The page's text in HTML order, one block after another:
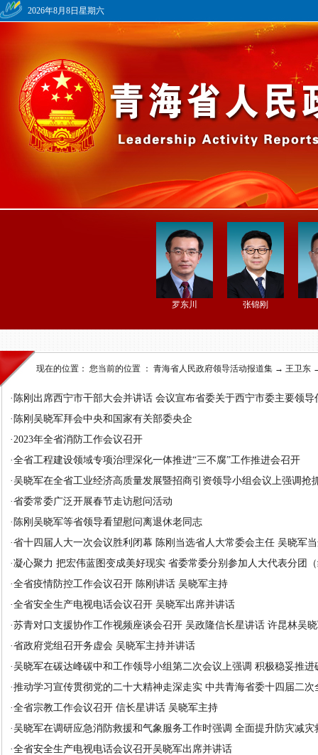
2026年8月8日星期六
罗东川 张锦刚
现在的位置： 您当前的位置 ： 青海省人民政府领导活动报道集 → 王卫东
· 陈刚出席西宁市干部大会并讲话 会议宣布省委关于西宁市委主要领导
· 陈刚吴晓军拜会中央和国家有关部委央企
·2023年全省消防工作会议召开
·全省工程建设领域专项治理深化一体推进“三不腐”工作推进会召开
·吴晓军在全省工业经济高质量发展暨招商引资领导小组会议上强调抢
·省委常委广泛开展春节走访慰问活动
· 陈刚吴晓军等省领导看望慰问离退休老同志
·省十四届人大一次会议胜利闭幕 陈刚当选省人大常委会主任 吴晓军
·凝心聚力 把宏伟蓝图变成美好现实 省委常委分别参加人大代表分团
·全省疫情防控工作会议召开 陈刚讲话 吴晓军主持
·全省安全生产电视电话会议召开 吴晓军出席并讲话
·苏青对口支援协作工作视频座谈会召开 吴政隆信长星讲话 许昆林吴
·省政府党组召开务虚会 吴晓军主持并讲话
·吴晓军在碳达峰碳中和工作领导小组第二次会议上强调 积极稳妥推进
·推动学习宣传贯彻党的二十大精神走深走实 中共青海省委十四届二次
·全省宗教工作会议召开 信长星讲话 吴晓军主持
·吴晓军在调研应急消防救援和气象服务工作时强调 全面提升防灾减灾
·全省安全生产电视电话会议召开吴晓军出席并讲话